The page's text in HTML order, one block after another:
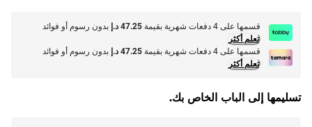
قسمها على 4 دفعات شهرية بقيمة 47.25 د.إ
بدون رسوم أو فوائد
تعلم أكثر
قسمها على 4 دفعات شهرية بقيمة
47.25 د.إ
بدون رسوم أو فوائد
تعلم أكثر
تسليمها إلى الباب الخاص بك.